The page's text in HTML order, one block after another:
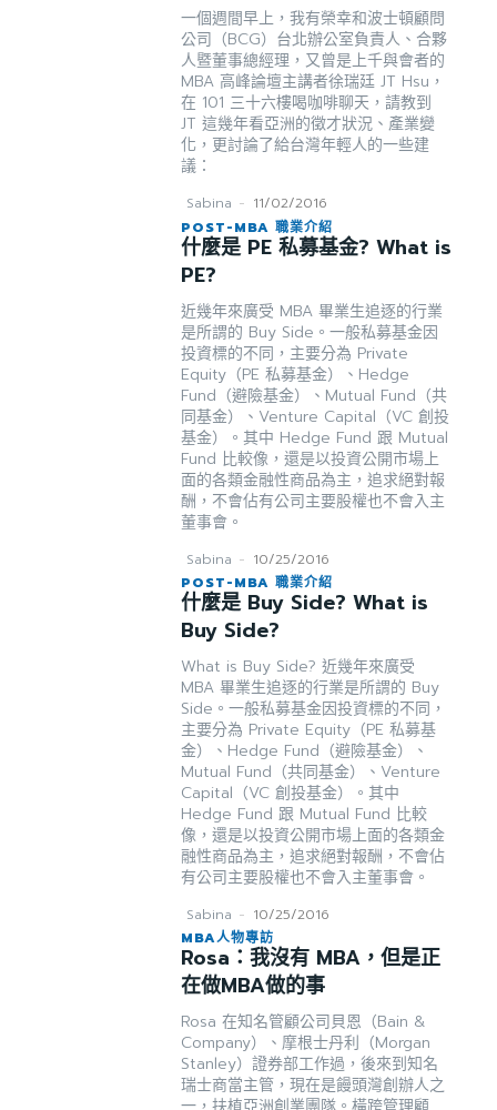
一個週間早上，我有榮幸和波士頓顧問
公司（BCG）台北辦公室負責人、合夥
人暨董事總經理，又曾是上千與會者的
MBA 高峰論壇主講者徐瑞廷 JT Hsu，
在 101 三十六樓喝咖啡聊天，請教到
JT 這幾年看亞洲的徵才狀況、產業變
化，更討論了給台灣年輕人的一些建
議：
Sabina - 11/02/2016
POST-MBA 職業介紹
什麼是 PE 私募基金? What is
PE?
近幾年來廣受 MBA 畢業生追逐的行業
是所謂的 Buy Side。一般私募基金因
投資標的不同，主要分為 Private
Equity（PE 私募基金）、Hedge
Fund（避險基金）、Mutual Fund（共
同基金）、Venture Capital（VC 創投
基金）。其中 Hedge Fund 跟 Mutual
Fund 比較像，還是以投資公開市場上
面的各類金融性商品為主，追求絕對報
酬，不會佔有公司主要股權也不會入主
董事會。
Sabina - 10/25/2016
POST-MBA 職業介紹
什麼是 Buy Side? What is
Buy Side?
What is Buy Side? 近幾年來廣受
MBA 畢業生追逐的行業是所謂的 Buy
Side。一般私募基金因投資標的不同，
主要分為 Private Equity（PE 私募基
金）、Hedge Fund（避險基金）、
Mutual Fund（共同基金）、Venture
Capital（VC 創投基金）。其中
Hedge Fund 跟 Mutual Fund 比較
像，還是以投資公開市場上面的各類金
融性商品為主，追求絕對報酬，不會佔
有公司主要股權也不會入主董事會。
Sabina - 10/25/2016
MBA人物專訪
Rosa：我沒有 MBA，但是正
在做MBA做的事
Rosa 在知名管顧公司貝恩（Bain &
Company）、摩根士丹利（Morgan
Stanley）證券部工作過，後來到知名
瑞士商當主管，現在是饅頭灣創辦人之